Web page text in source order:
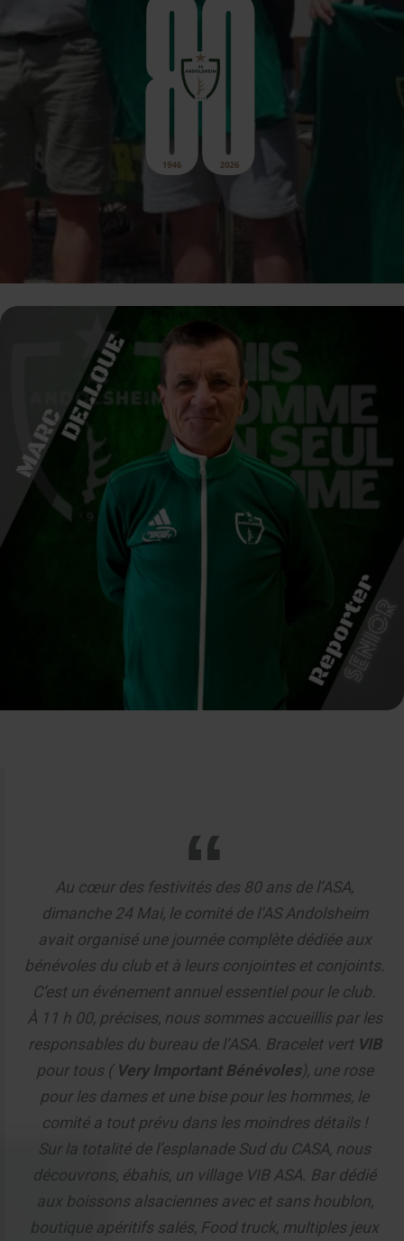
Au cœur des festivités des 80 ans de l’ASA,
dimanche 24 Mai, le comité de l’AS Andolsheim
avait organisé une journée complète dédiée aux
bénévoles du club et à leurs conjointes et conjoints.
C’est un événement annuel essentiel pour le club.
À 11 h 00, précises, nous sommes accueillis par les
responsables du bureau de l’ASA. Bracelet vert VIB
pour tous ( Very Important Bénévoles), une rose
pour les dames et une bise pour les hommes, le
comité a tout prévu dans les moindres détails !
Sur la totalité de l’esplanade Sud du CASA, nous
découvrons, ébahis, un village VIB ASA. Bar dédié
aux boissons alsaciennes avec et sans houblon,
boutique apéritifs salés, Food truck, multiples jeux